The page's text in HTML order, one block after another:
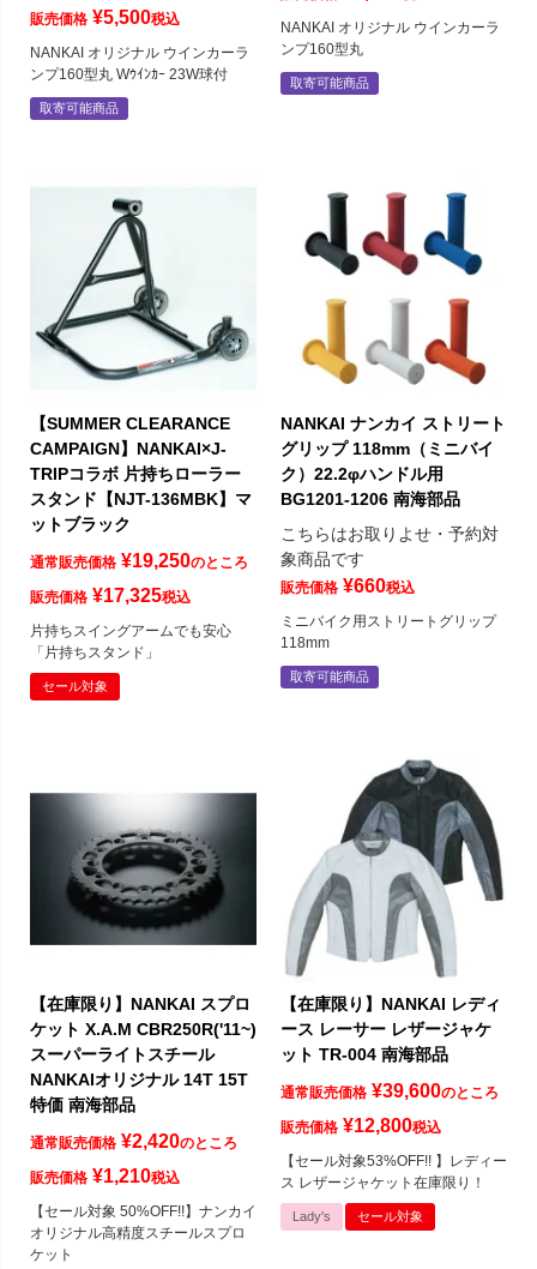
販売価格 ¥5,500税込
NANKAI オリジナル ウインカーラ
ンプ160型丸 Wｳｲﾝｶｰ 23W球付
取寄可能商品
NANKAI オリジナル ウインカーラ
ンプ160型丸
取寄可能商品
【SUMMER CLEARANCE
CAMPAIGN】NANKAI×J-
TRIPコラボ 片持ちローラー
スタンド【NJT-136MBK】マ
ットブラック
通常販売価格 ¥19,250のところ
販売価格 ¥17,325税込
片持ちスイングアームでも安心
「片持ちスタンド」
セール対象
NANKAI ナンカイ ストリート
グリップ 118mm（ミニバイ
ク）22.2φハンドル用
BG1201-1206 南海部品
こちらはお取りよせ・予約対
象商品です
販売価格 ¥660税込
ミニバイク用ストリートグリップ
118mm
取寄可能商品
【在庫限り】NANKAI スプロ
ケット X.A.M CBR250R('11~)
スーパーライトスチール
NANKAIオリジナル 14T 15T
特価 南海部品
通常販売価格 ¥2,420のところ
販売価格 ¥1,210税込
【セール対象 50%OFF!!】ナンカイ
オリジナル高精度スチールスプロ
ケット
【在庫限り】NANKAI レディ
ース レーサー レザージャケ
ット TR-004 南海部品
通常販売価格 ¥39,600のところ
販売価格 ¥12,800税込
【セール対象53%OFF!! 】レディー
ス レザージャケット在庫限り！
Lady's セール対象